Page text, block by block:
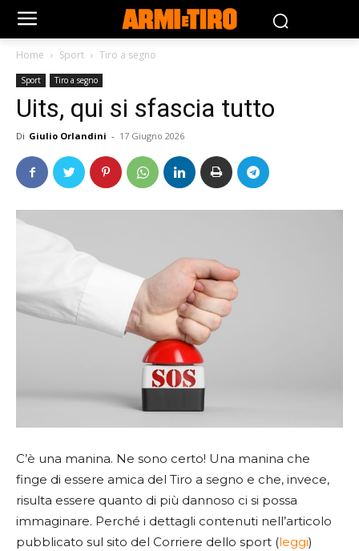
Home Sport Tiro a segno
Sport Tiro a segno
Uits, qui si sfascia tutto
Di Giulio Orlandini - 17 Giugno 2026
C’è una manina. Ne sono certo! Una manina che
finge di essere amica del Tiro a segno e che, invece,
risulta essere quanto di più dannoso ci si possa
immaginare. Perché i dettagli contenuti nell’articolo
pubblicato sul sito del Corriere dello sport (leggi)